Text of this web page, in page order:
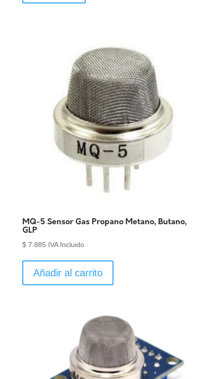
MQ-5 Sensor Gas Propano Metano, Butano,
GLP
$7.885 IVA Incluido
Añadir al carrito